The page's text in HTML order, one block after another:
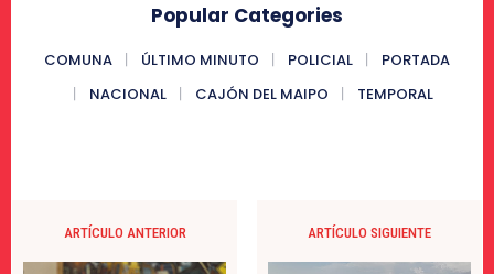
Popular Categories
COMUNA ÚLTIMO MINUTO POLICIAL
PORTADA
NACIONAL
CAJÓN DEL MAIPO TEMPORAL
ARTÍCULO ANTERIOR ARTÍCULO SIGUIENTE